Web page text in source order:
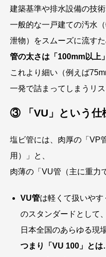
建築基準や排水設備の技術
一般的な一戸建ての汚水
泄物）をスムーズに流すた
管の太さは「100mm以上
これより細い（例えば
一発で詰まってしまうリ
③ 「VU」という仕
塩ビ管には、肉厚の「VP
用）」と、
肉薄の「VU管（主に重力
VU管は軽くて扱いや
のスタンダードとして、
日本全国のあらゆる現
つまり「VU 100」と